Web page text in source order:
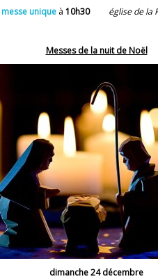
messe unique à 10h30 église de la
Messes de la nuit de Noël
dimanche 24 décembre